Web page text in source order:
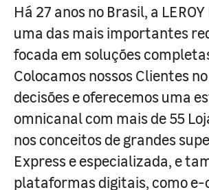
Há 27 anos no Brasil, a
uma das mais importantes
focada em soluções
Colocamos nossos Clientes
decisões e oferecemos uma
omnicanal com mais de 55
nos conceitos de grandes
Express e especializada, e
plataformas digitais, como